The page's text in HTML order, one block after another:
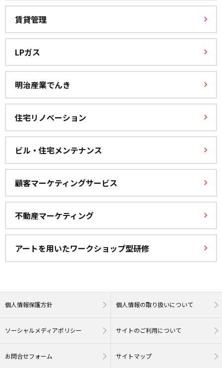
賃貸管理
LPガス
明治産業でんき
住宅リノベーション
ビル・住宅メンテナンス
顧客マーケティングサービス
不動産マーケティング
アートを用いたワークショップ型研修
個人情報保護方針 個人情報の取り扱いについて
ソーシャルメディアポリシー サイトのご利用について
お問合せフォーム サイトマップ